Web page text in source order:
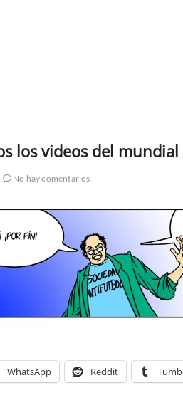
los videos del mundial
No hay comentarios
WhatsApp Reddit